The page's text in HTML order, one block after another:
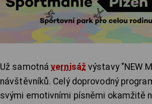
Už samotnávernisáž výstavy "NEW
návštěvníků. Celý doprovodný
svými emotivními písněmi okamžitě